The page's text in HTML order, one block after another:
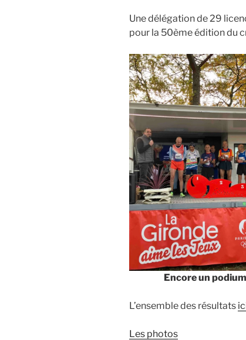
Une délégation de 29
pour la 50ème édition du
Encore un
L’ensemble des résultats
Les photos